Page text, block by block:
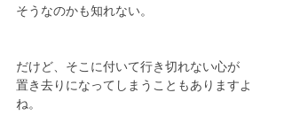
そうなのかも知れない。
だけど、そこに付いて行き切れない心が
置き去りになってしまうこともありますよ
ね。